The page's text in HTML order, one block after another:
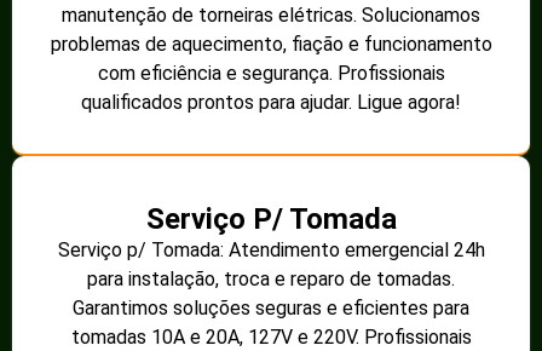
manutenção de torneiras elétricas. Solucionamos
problemas de aquecimento, fiação e funcionamento
com eficiência e segurança. Profissionais
qualificados prontos para ajudar. Ligue agora!
Serviço P/ Tomada
Serviço p/ Tomada: Atendimento emergencial 24h
para instalação, troca e reparo de tomadas.
Garantimos soluções seguras e eficientes para
tomadas 10A e 20A, 127V e 220V. Profissionais